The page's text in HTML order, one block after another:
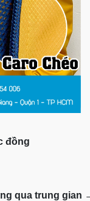
đồng
qua trung gian